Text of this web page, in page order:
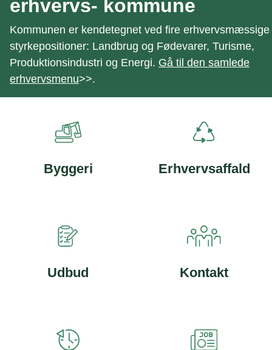
erhvervs- kommune
Kommunen er kendetegnet ved fire erhvervsmæssige
styrkepositioner: Landbrug og Fødevarer, Turisme,
Produktionsindustri og Energi. Gå til den samlede
erhvervsmenu>>.
Byggeri Erhvervsaffald
Udbud Kontakt